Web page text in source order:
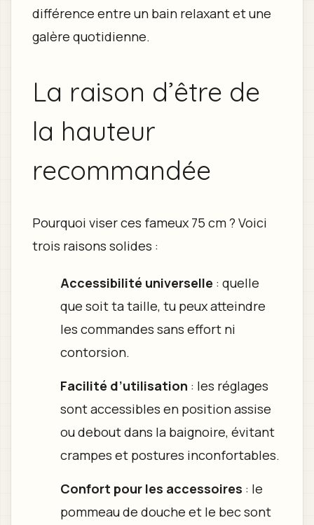
différence entre un bain relaxant et une
galère quotidienne.
La raison d’être de
la hauteur
recommandée
Pourquoi viser ces fameux 75 cm ? Voici
trois raisons solides :
Accessibilité universelle : quelle
que soit ta taille, tu peux atteindre
les commandes sans effort ni
contorsion.
Facilité d’utilisation : les réglages
sont accessibles en position assise
ou debout dans la baignoire, évitant
crampes et postures inconfortables.
Confort pour les accessoires : le
pommeau de douche et le bec sont